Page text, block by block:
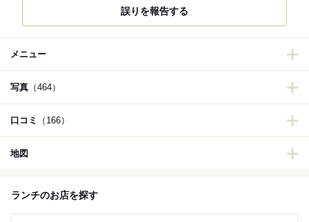
誤りを報告する
メニュー
写真 （464）
口コミ （166）
地図
ランチのお店を探す